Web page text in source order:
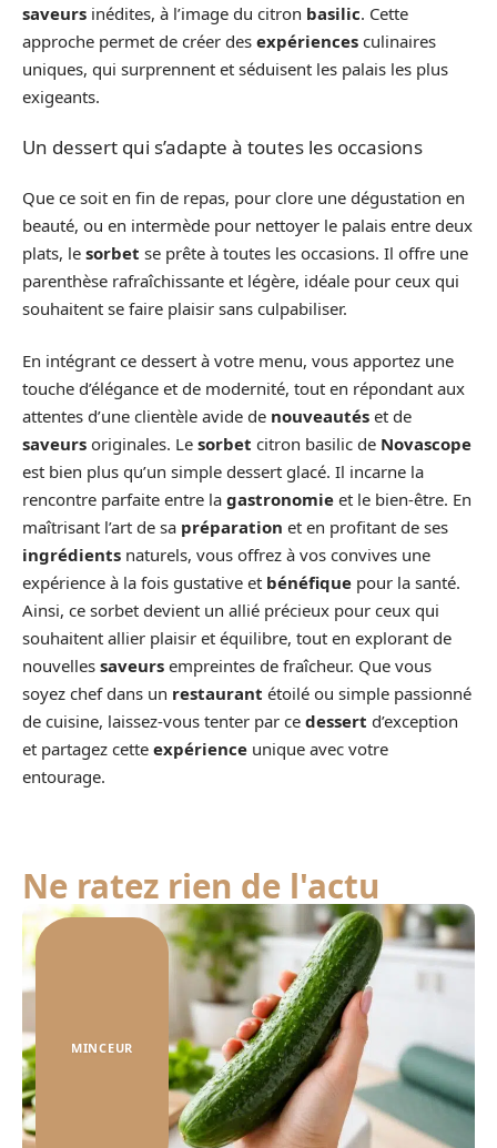
saveurs inédites, à l’image du citron basilic. Cette
approche permet de créer des expériences culinaires
uniques, qui surprennent et séduisent les palais les plus
exigeants.
Un dessert qui s’adapte à toutes les occasions
Que ce soit en fin de repas, pour clore une dégustation en
beauté, ou en intermède pour nettoyer le palais entre deux
plats, le sorbet se prête à toutes les occasions. Il offre une
parenthèse rafraîchissante et légère, idéale pour ceux qui
souhaitent se faire plaisir sans culpabiliser.
En intégrant ce dessert à votre menu, vous apportez une
touche d’élégance et de modernité, tout en répondant aux
attentes d’une clientèle avide de nouveautés et de
saveurs originales. Le sorbet citron basilic de Novascope
est bien plus qu’un simple dessert glacé. Il incarne la
rencontre parfaite entre la gastronomie et le bien-être. En
maîtrisant l’art de sa préparation et en profitant de ses
ingrédients naturels, vous offrez à vos convives une
expérience à la fois gustative et bénéfique pour la santé.
Ainsi, ce sorbet devient un allié précieux pour ceux qui
souhaitent allier plaisir et équilibre, tout en explorant de
nouvelles saveurs empreintes de fraîcheur. Que vous
soyez chef dans un restaurant étoilé ou simple passionné
de cuisine, laissez-vous tenter par ce dessert d’exception
et partagez cette expérience unique avec votre
entourage.
Ne ratez rien de l'actu
MINCEUR